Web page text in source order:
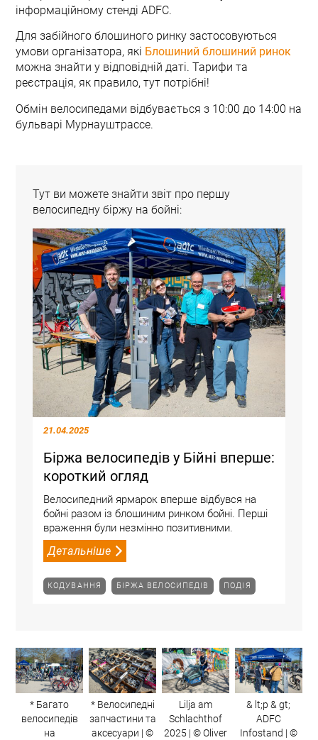
інформаційному стенді ADFC.
Для забійного блошиного ринку застосовуються
умови організатора, які Блошиний блошиний ринок
можна знайти у відповідній даті. Тарифи та
реєстрація, як правило, тут потрібні!
Обмін велосипедами відбувається з 10:00 до 14:00 на
бульварі Мурнауштрассе.
Тут ви можете знайти звіт про першу
велосипедну біржу на бойні:
21.04.2025
Біржа велосипедів у Бійні вперше:
короткий огляд
Велосипедний ярмарок вперше відбувся на
бойні разом із блошиним ринком бойні. Перші
враження були незмінно позитивними.
Детальніше
КОДУВАННЯ БІРЖА ВЕЛОСИПЕДІВ ПОДІЯ
* Багато
велосипедів
на
* Велосипедні
запчастини та
аксесуари | ©
Lilja am
Schlachthof
2025 | © Oliver
& lt;p & gt;
ADFC
Infostand | ©